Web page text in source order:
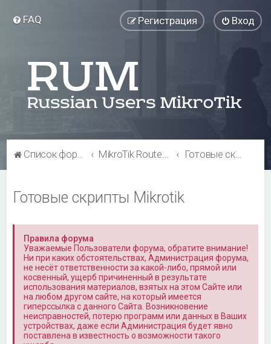
FAQ Вход
Регистрация
Список форумов MikroTik RouterOS Готовые скрипты Mikrotik
Готовые скрипты Mikrotik
Правила форума
Уважаемые Пользователи форума, обратите внимание!
Ни при каких обстоятельствах, Администрация форума,
не несёт ответственности за какой-либо, прямой или
косвенный, ущерб причиненный в результате
использования материалов, взятых на этом Сайте или
на любом другом сайте, на который имеется
гиперссылка с данного Сайта. Возникновение
неисправностей, потерю программ или данных в Ваших
устройствах, даже если Администрация будет явно
поставлена в известность о возможности такого